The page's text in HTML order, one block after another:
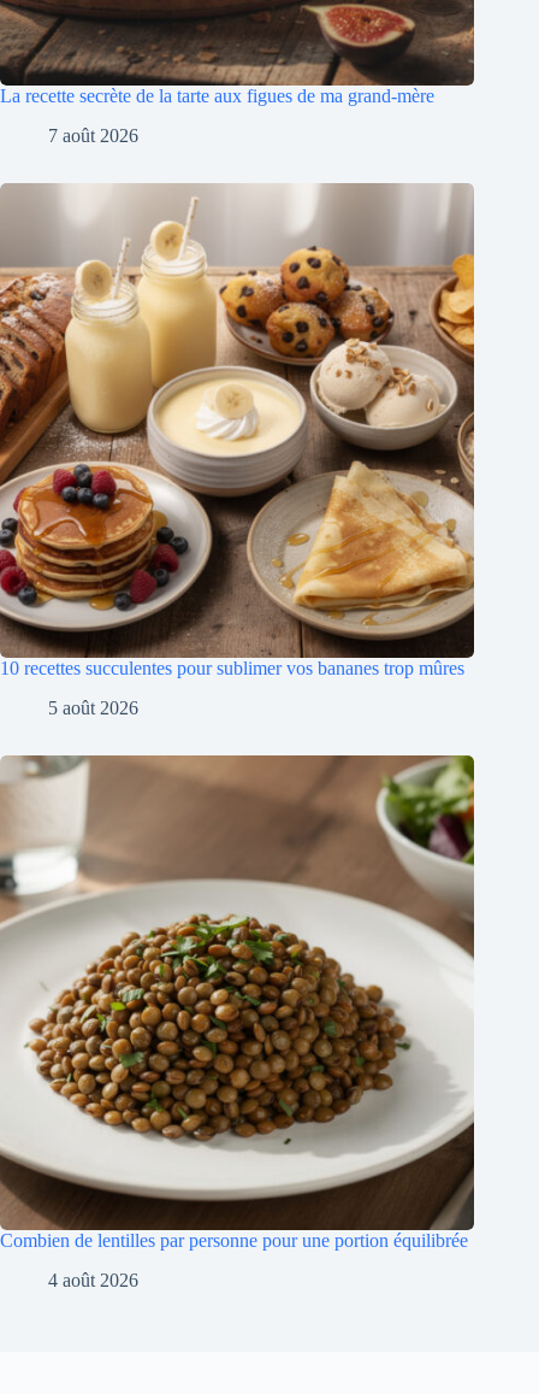
La recette secrète de la tarte aux figues de ma grand-mère
7 août 2026
10 recettes succulentes pour sublimer vos bananes trop mûres
5 août 2026
Combien de lentilles par personne pour une portion équilibrée
4 août 2026